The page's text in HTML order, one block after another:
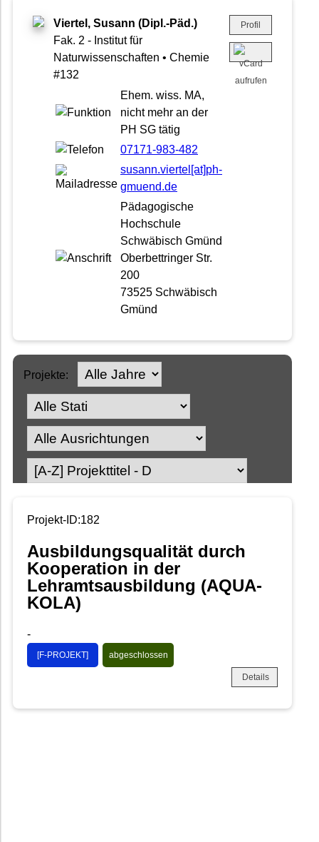
Viertel, Susann (Dipl.-Päd.)
Fak. 2 - Institut für
Naturwissenschaften • Chemie
#132
Ehem. wiss. MA,
nicht mehr an der
PH SG tätig
07171-983-482
susann.viertel[at]ph-
gmuend.de
Pädagogische
Hochschule
Schwäbisch Gmünd
Oberbettringer Str.
200
73525 Schwäbisch
Gmünd
Profil
Projekte:
Projekt-ID:182
Ausbildungsqualität durch
Kooperation in der
Lehramtsausbildung (AQUA-
KOLA)
-
[F-PROJEKT] abgeschlossen
Details